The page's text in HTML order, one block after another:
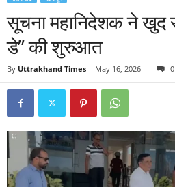
सूचना महानिदेशक ने खुद
डे” की शुरुआत
By Uttrakhand Times - May 16, 2026 0